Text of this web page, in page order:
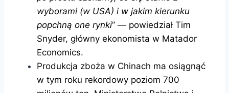
wyborami (w USA) i w jakim kierunku
popchną one rynki” — powiedział Tim
Snyder, główny ekonomista w Matador
Economics.
Produkcja zboża w Chinach ma osiągnąć
w tym roku rekordowy poziom 700